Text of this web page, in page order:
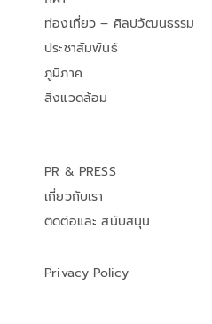
ท่องเที่ยว – ศิลปวัฒนธรรม
ประชาสัมพันธ์
ภูมิภาค
สิ่งแวดล้อม
PR & PRESS
เกี่ยวกับเรา
ติดต่อและ สนับสนุน
Privacy Policy